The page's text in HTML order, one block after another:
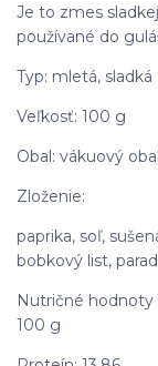
Je to zmes
používané do
Typ: mletá, sladká
Veľkosť: 100 g
Obal: vákuový obal
Zloženie:
paprika, soľ,
bobkový list,
Nutričné hodnoty
100 g